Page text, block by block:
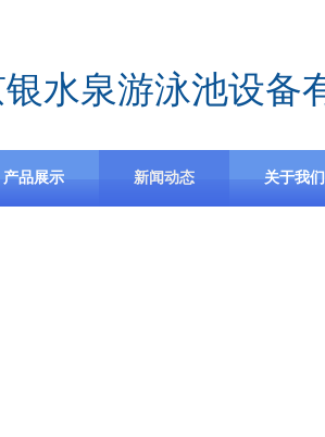
水泉游泳池设备
产品展示 新闻动态 关于我们